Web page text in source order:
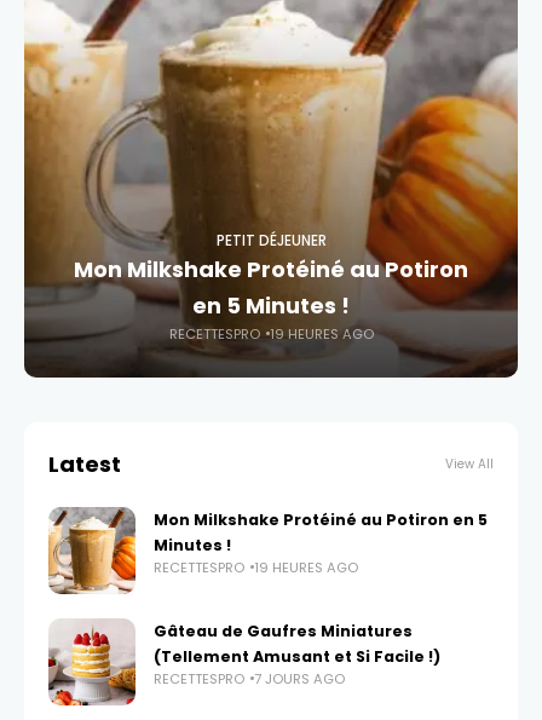
PETIT DÉJEUNER
Mon Milkshake Protéiné au Potiron
en 5 Minutes !
RECETTESPRO 19 HEURES AGO
Latest View All
Mon Milkshake Protéiné au Potiron en 5
Minutes !
RECETTESPRO 19 HEURES AGO
Gâteau de Gaufres Miniatures
(Tellement Amusant et Si Facile !)
RECETTESPRO 7 JOURS AGO